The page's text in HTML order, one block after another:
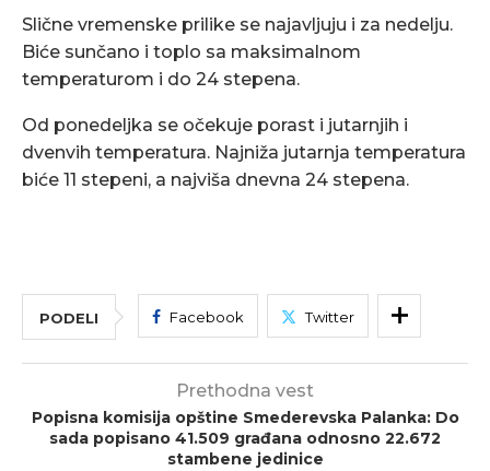
Slične vremenske prilike se najavljuju i za nedelju.
Biće sunčano i toplo sa maksimalnom
temperaturom i do 24 stepena.
Od ponedeljka se očekuje porast i jutarnjih i
dvenvih temperatura. Najniža jutarnja temperatura
biće 11 stepeni, a najviša dnevna 24 stepena.
PODELI Facebook Twitter
Prethodna vest
Popisna komisija opštine Smederevska Palanka: Do
sada popisano 41.509 građana odnosno 22.672
stambene jedinice